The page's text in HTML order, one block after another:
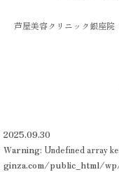
芦屋美容クリニック銀座院
2025.09.30
Warning: Undefined array
ginza.com/public_html/